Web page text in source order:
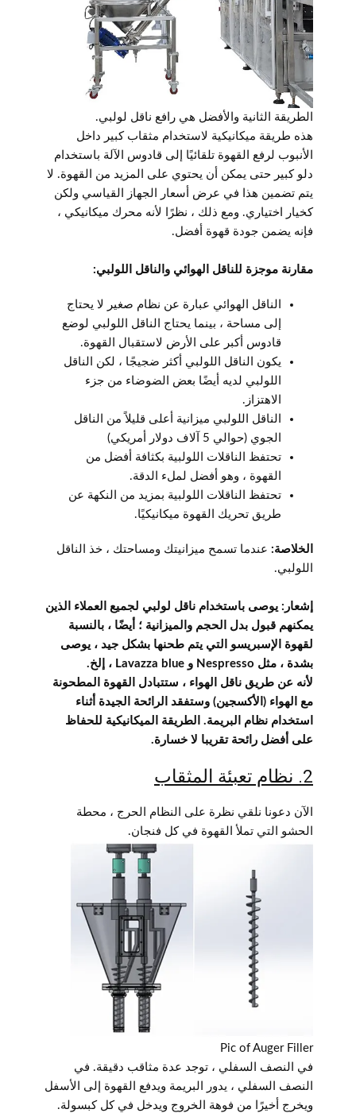
الطريقة الثانية والأفضل هي رافع ناقل لولبي.
هذه طريقة ميكانيكية لاستخدام مثقاب كبير داخل
الأنبوب لرفع القهوة تلقائيًا إلى قادوس الآلة باستخدام
دلو كبير حتى يمكن أن يحتوي على المزيد من القهوة. لا
يتم تضمين هذا في عرض أسعار الجهاز القياسي ولكن
كخيار اختياري. ومع ذلك ، نظرًا لأنه محرك ميكانيكي ،
فإنه يضمن جودة قهوة أفضل.
مقارنة موجزة للناقل الهوائي والناقل اللولبي:
الناقل الهوائي عبارة عن نظام صغير لا يحتاج
إلى مساحة ، بينما يحتاج الناقل اللولبي لوضع
قادوس أكبر على الأرض لاستقبال القهوة.
يكون الناقل اللولبي أكثر ضجيجًا ، لكن الناقل
اللولبي لديه أيضًا بعض الضوضاء من جزء
الاهتزاز.
الناقل اللولبي ميزانية أعلى قليلاً من الناقل
الجوي (حوالي 5 آلاف دولار أمريكي)
تحتفظ الناقلات اللولبية بكثافة أفضل من
القهوة ، وهو أفضل لملء الدقة.
تحتفظ الناقلات اللولبية بمزيد من النكهة عن
طريق تحريك القهوة ميكانيكيًا.
الخلاصة: عندما تسمح ميزانيتك ومساحتك ، خذ الناقل
اللولبي.
إشعار: يوصى باستخدام ناقل لولبي لجميع العملاء الذين
يمكنهم قبول بدل الحجم والميزانية ؛ أيضًا ، بالنسبة
لقهوة الإسبريسو التي يتم طحنها بشكل جيد ، يوصى
بشدة ، مثل Nespresso و Lavazza blue ، إلخ.
لأنه عن طريق ناقل الهواء ، ستتبادل القهوة المطحونة
مع الهواء (الأكسجين) وستفقد الرائحة الجيدة أثناء
استخدام نظام البريمة. الطريقة الميكانيكية للحفاظ
على أفضل رائحة تقريبا لا خسارة.
2. نظام تعبئة المثقاب
الآن دعونا نلقي نظرة على النظام الحرج ، محطة
الحشو التي تملأ القهوة في كل فنجان.
Pic of Auger Filler
في النصف السفلي ، توجد عدة مثاقب دقيقة. في
النصف السفلي ، يدور البريمة ويدفع القهوة إلى الأسفل
ويخرج أخيرًا من فوهة الخروج ويدخل في كل كبسولة.